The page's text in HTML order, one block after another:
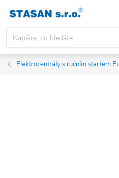
obsah
Elektrocentrály s ručním startem